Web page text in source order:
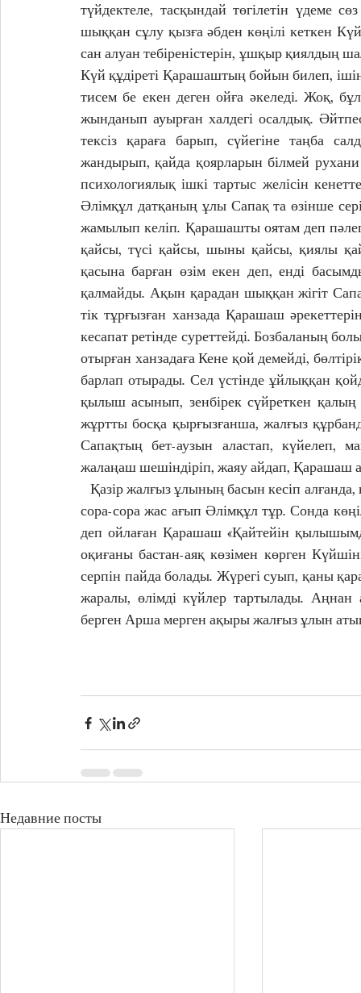
түйдектеле, тасқындай төгілетін үдеме
шыққан сұлу қызға әбден көңілі кеткен
сан алуан тебіреністерін, ұшқыр қиялдың
Күй құдіреті Қарашаштың бойын билеп,
тисем бе екен деген ойға әкеледі. Жоқ,
жынданып ауырған халдегі осалдық.
тексіз қараға барып, сүйегіне таңба
жандырып, қайда қоярларын білмей
психологиялық ішкі тартыс желісін
Әлімқұл датқаның ұлы Сапақ та өзінше
жамылып келіп. Қарашашты оятам деп
қайсы, түсі қайсы, шыны қайсы, қиялы
қасына барған өзім екен деп, енді
қалмайды. Ақын қарадан шыққан жігіт
тік тұрғызған ханзада Қарашаш
кесапат ретінде суреттейді. Бозбаланың
отырған ханзадаға Кене қой демейді,
барлап отырады. Сел үстінде ұйлыққан
қылыш асынып, зенбірек сүйреткен
жұртты босқа қырғызғанша, жалғыз
Сапақтың бет-аузын аластап, күйелеп,
жалаңаш шешіндіріп, жаяу айдап, Қарашаш
   Қазір жалғыз ұлының басын кесіп алғанда, көк құлап, жер жарылып кететіндей болып, көзінен
сора-сора жас ағып Әлімқұл тұр. Сонда
деп ойлаған Қарашаш «Қайтейін
оқиғаны бастан-аяқ көзімен көрген
серпін пайда болады. Жүрегі суып, қаны
жаралы, өлімді күйлер тартылады. Аңнан
берген Арша мерген ақыры жалғыз ұлын
Недавние посты